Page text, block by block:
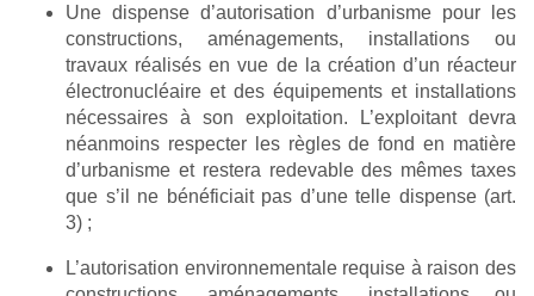
Une dispense d’autorisation d’urbanisme pour les
constructions, aménagements, installations ou
travaux réalisés en vue de la création d’un réacteur
électronucléaire et des équipements et installations
nécessaires à son exploitation. L’exploitant devra
néanmoins respecter les règles de fond en matière
d’urbanisme et restera redevable des mêmes taxes
que s’il ne bénéficiait pas d’une telle dispense (art.
3) ;
L’autorisation environnementale requise à raison des